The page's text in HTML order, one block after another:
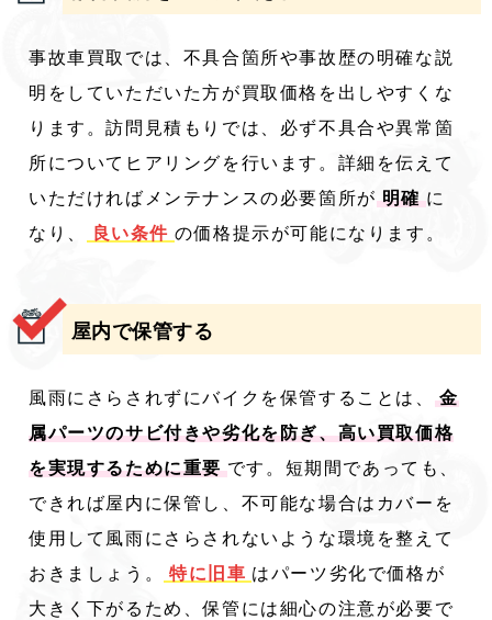
事故車買取では、不具合箇所や事故歴の明確な説
明をしていただいた方が買取価格を出しやすくな
ります。訪問見積もりでは、必ず不具合や異常箇
所についてヒアリングを行います。詳細を伝えて
いただければメンテナンスの必要箇所が 明確 に
なり、
良い条件 の価格提示が可能になります。
屋内で保管する
風雨にさらされずにバイクを保管することは、
金
属パーツのサビ付きや劣化を防ぎ、高い買取価格
を実現するために重要 です。短期間であっても、
できれば屋内に保管し、不可能な場合はカバーを
使用して風雨にさらされないような環境を整えて
おきましょう。
特に旧車 はパーツ劣化で価格が
大きく下がるため、保管には細心の注意が必要で